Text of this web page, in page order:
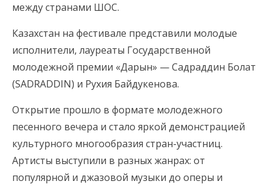
между странами ШОС.
Казахстан на фестивале представили молодые
исполнители, лауреаты Государственной
молодежной премии «Дарын» — Садраддин Болат
(SADRADDIN) и Рухия Байдукенова.
Открытие прошло в формате молодежного
песенного вечера и стало яркой демонстрацией
культурного многообразия стран-участниц.
Артисты выступили в разных жанрах: от
популярной и джазовой музыки до оперы и